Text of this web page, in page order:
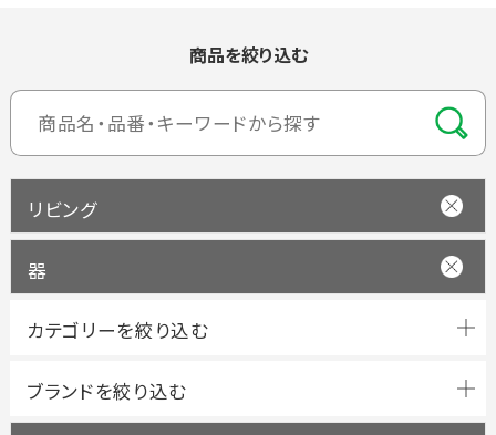
商品を絞り込む
リビング
器
ブランドを絞り込む